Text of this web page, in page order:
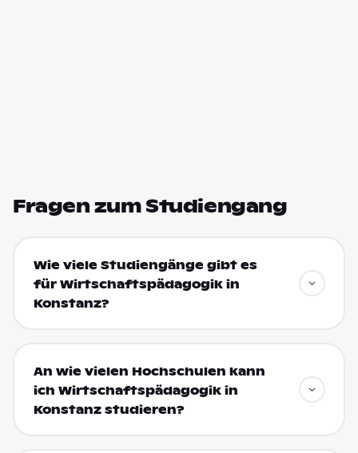
Fragen zum Studiengang
Wie viele Studiengänge gibt es
für Wirtschaftspädagogik in
Konstanz?
An wie vielen Hochschulen kann
ich Wirtschaftspädagogik in
Konstanz studieren?